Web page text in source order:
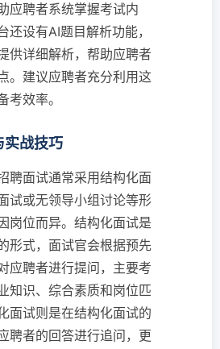
应聘者系统掌握考试内
还设有AI题目解析功能，
供详细解析，帮助应聘者
。建议应聘者充分利用这
考效率。
实战技巧
聘面试通常采用结构化面
试或无领导小组讨论等形
岗位而异。结构化面试是
形式，面试官会根据预先
应聘者进行提问，主要考
知识、综合素质和岗位匹
面试则是在结构化面试的
聘者的回答进行追问，更